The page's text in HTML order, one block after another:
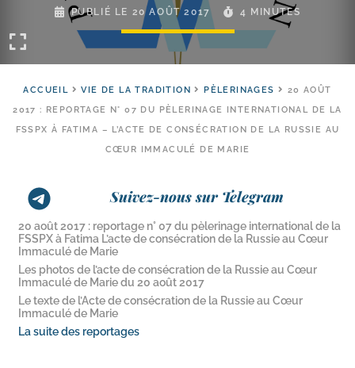
PUBLIÉ LE 20 AOÛT 2017 4 MINUTES
ACCUEIL VIE DE LA TRADITION PÈLERINAGES
20 AOÛT
2017 : REPORTAGE N° 07 DU PÈLERINAGE INTERNATIONAL DE LA
FSSPX À FATIMA – L’ACTE DE CONSÉCRATION DE LA RUSSIE AU
CŒUR IMMACULÉ DE MARIE
Suivez-nous sur Telegram
20 août 2017 : reportage n° 07 du pèlerinage international de la
FSSPX à Fatima L’acte de consécration de la Russie au Cœur
Immaculé de Marie
Les photos de l’acte de consécration de la Russie au Cœur
Immaculé de Marie du 20 août 2017
Le texte de l’Acte de consécration de la Russie au Cœur
Immaculé de Marie
La suite des reportages